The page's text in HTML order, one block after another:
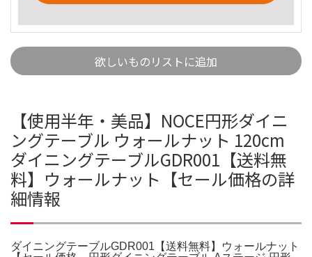
欲しいものリストに追加
【使用半年・美品】NOCE円形ダイニ
ングテーブル ウォールナット 120cm
ダイニングテーブルGDR001【送料無
料】ウォールナット【セール価格の詳
細情報
ダイニングテーブルGDR001【送料無料】ウォールナット